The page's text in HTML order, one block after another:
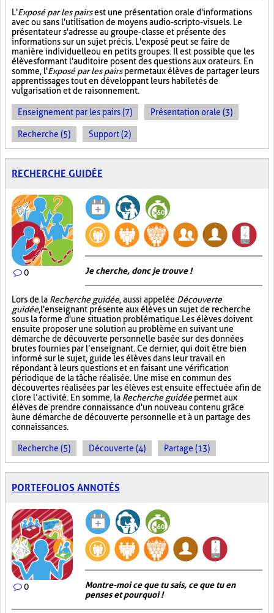
L'Exposé par les pairsest une présentation orale d'informations
avec ou sans l'utilisation de moyens audio-scripto-visuels. Le
présentateur s'adresse au groupe-classe et présente des
informations sur un sujet précis. L'exposé peut se faire de
manière individuelle ou en petits groupes. Il est possible que les
élèves formant l'auditoire posent des questions aux orateurs. En
somme, l'Exposé par les pairspermet aux élèves de partager leurs
apprentissages tout en développant leurs habiletés de
vulgarisation et de raisonnement.
Enseignement par les pairs (7) Présentation orale (3)
Recherche (5) Support (2)
RECHERCHE GUIDÉE
0 Je cherche, donc je trouve !
Lors de la Recherche guidée, aussi appelée Découverte
guidée, l'enseignant présente aux élèves un sujet de recherche
sous la forme d'une situation problématique. Les élèves doivent
ensuite proposer une solution au problème en suivant une
démarche de découverte personnelle basée sur des données
brutes fournies par l’enseignant. Ce dernier, qui doit être bien
informé sur le sujet, guide les élèves dans leur travail en
répondant à leurs questions et en faisant une vérification
périodique de la tâche réalisée. Une mise en commun des
découvertes réalisées par les élèves est ensuite effectuée afin de
clore l’activité. En somme, la Recherche guidéepermet aux
élèves de prendre connaissance d'un nouveau contenu grâce
à une démarche de découverte personnelle et à un partage des
connaissances.
Recherche (5) Découverte (4) Partage (13)
PORTEFOLIOS ANNOTÉS
0
Montre-moi ce que tu sais, ce que tu en
penses et pourquoi !